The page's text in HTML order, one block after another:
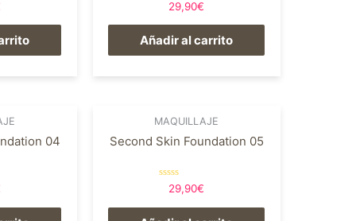
Valorado
0
de
5
29,90€
Añadir al carrito
04
MAQUILLAJE
Second Skin Foundation 05
Valorado
0
29,90€